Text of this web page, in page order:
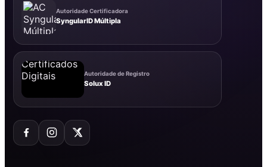
Autoridade Certificadora
SyngularID Múltipla
Autoridade de Registro
Solux ID